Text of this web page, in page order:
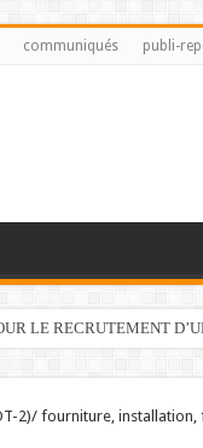
communiqués publi-
LE RECRUTEMENT
2)/ fourniture,